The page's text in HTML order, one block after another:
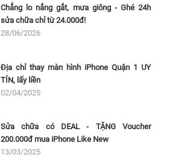
Chẳng lo nắng gắt, mưa giông - Ghé 24h
sửa chữa chỉ từ 24.000đ!
28/06/2026
Địa chỉ thay màn hình iPhone Quận 1 UY
TÍN, lấy liền
02/04/2025
Sửa chữa có DEAL - TẶNG Voucher
200.000đ mua iPhone Like New
13/03/2025